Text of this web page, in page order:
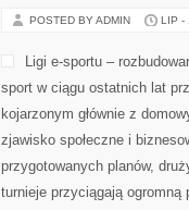
POSTED BY ADMIN LIP -
Ligi e-sportu –
sport w ciągu ostatnich lat
kojarzonym głównie z
zjawisko społeczne i
przygotowanych planów,
turnieje przyciągają